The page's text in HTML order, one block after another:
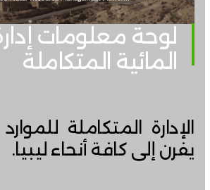
لوحة معلومات
المائية المتكاملة
الإدارة المتكاملة
يفرن إلى كافة أنحاء ليبيا.